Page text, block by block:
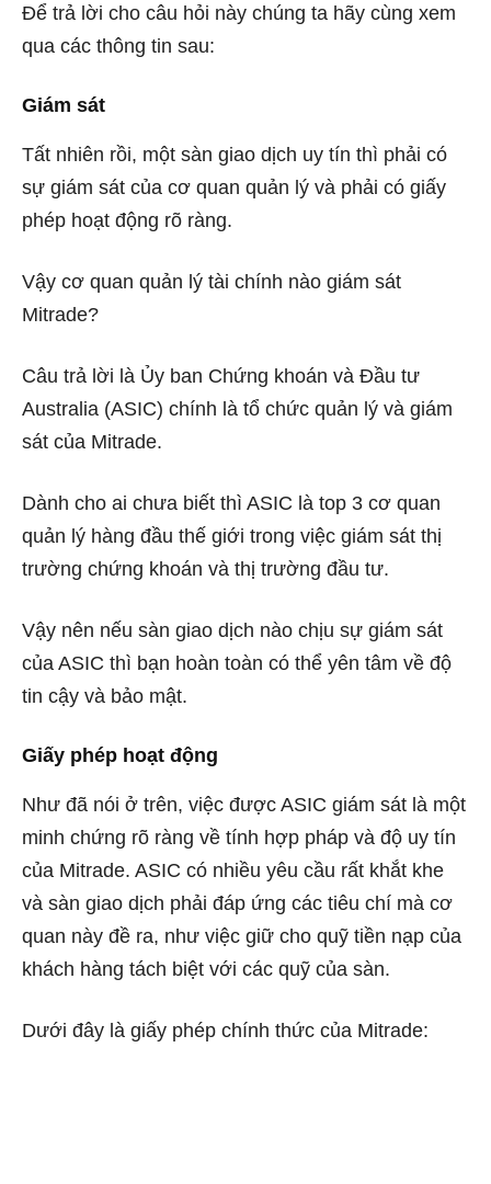
Để trả lời cho câu hỏi này chúng ta hãy cùng xem
qua các thông tin sau:
Giám sát
Tất nhiên rồi, một sàn giao dịch uy tín thì phải có
sự giám sát của cơ quan quản lý và phải có giấy
phép hoạt động rõ ràng.
Vậy cơ quan quản lý tài chính nào giám sát
Mitrade?
Câu trả lời là Ủy ban Chứng khoán và Đầu tư
Australia (ASIC) chính là tổ chức quản lý và giám
sát của Mitrade.
Dành cho ai chưa biết thì ASIC là top 3 cơ quan
quản lý hàng đầu thế giới trong việc giám sát thị
trường chứng khoán và thị trường đầu tư.
Vậy nên nếu sàn giao dịch nào chịu sự giám sát
của ASIC thì bạn hoàn toàn có thể yên tâm về độ
tin cậy và bảo mật.
Giấy phép hoạt động
Như đã nói ở trên, việc được ASIC giám sát là một
minh chứng rõ ràng về tính hợp pháp và độ uy tín
của Mitrade. ASIC có nhiều yêu cầu rất khắt khe
và sàn giao dịch phải đáp ứng các tiêu chí mà cơ
quan này đề ra, như việc giữ cho quỹ tiền nạp của
khách hàng tách biệt với các quỹ của sàn.
Dưới đây là giấy phép chính thức của Mitrade: